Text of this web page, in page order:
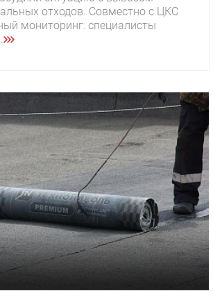
отходов. Совместно с ЦКС
мониторинг: специалисты